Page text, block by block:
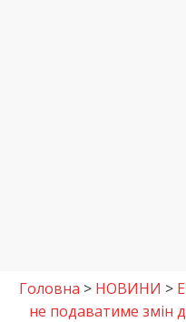
Головна > НОВИНИ >
не подаватиме змін